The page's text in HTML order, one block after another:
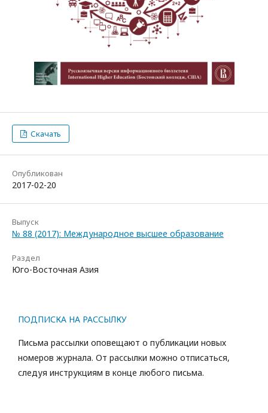
Скачать
Опубликован
2017-02-20
Выпуск
№ 88 (2017): Международное высшее образование
Раздел
Юго-Восточная Азия
ПОДПИСКА НА РАССЫЛКУ
Письма рассылки оповещают о публикации новых
номеров журнала. От рассылки можно отписаться,
следуя инструкциям в конце любого письма.